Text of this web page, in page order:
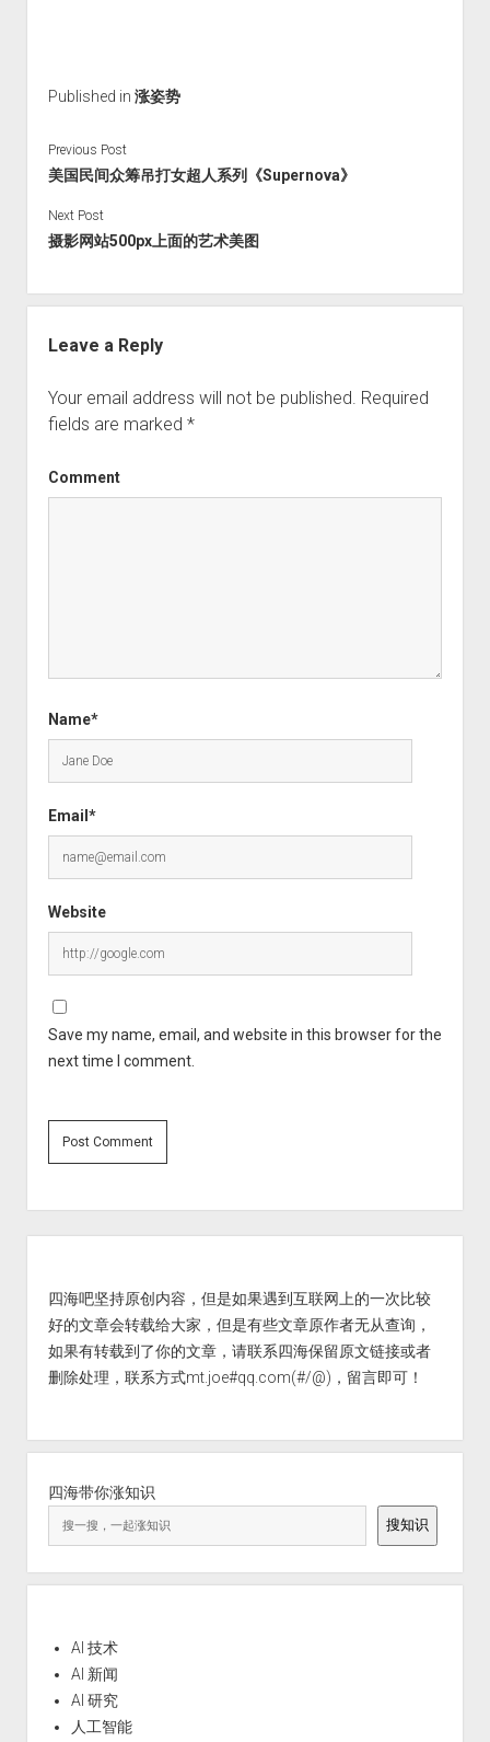
Published in 涨姿势
Previous Post
美国民间众筹吊打女超人系列《Supernova》
Next Post
摄影网站500px上面的艺术美图
Leave a Reply
Your email address will not be published. Required
fields are marked *
Comment
Name*
Email*
Website
Save my name, email, and website in this browser for the
next time I comment.
四海吧坚持原创内容，但是如果遇到互联网上的一次比较
好的文章会转载给大家，但是有些文章原作者无从查询，
如果有转载到了你的文章，请联系四海保留原文链接或者
删除处理，联系方式mt.joe#qq.com(#/@)，留言即可！
四海带你涨知识
搜知识
AI 技术
AI 新闻
AI 研究
人工智能